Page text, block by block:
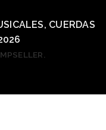
CUERDAS